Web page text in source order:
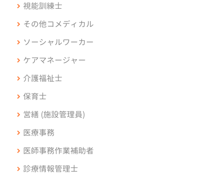
視能訓練士
その他コメディカル
ソーシャルワーカー
ケアマネージャー
介護福祉士
保育士
営繕 (施設管理員)
医療事務
医師事務作業補助者
診療情報管理士